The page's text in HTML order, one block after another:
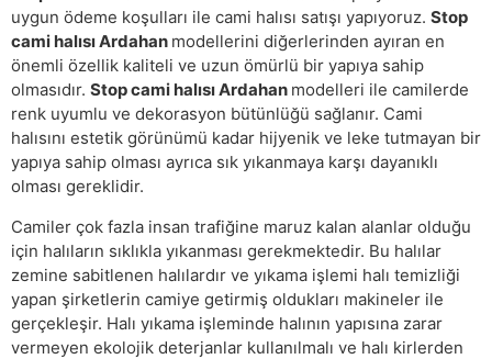
uygun ödeme koşulları ile cami halısı satışı yapıyoruz. Stop
cami halısı Ardahan modellerini diğerlerinden ayıran en
önemli özellik kaliteli ve uzun ömürlü bir yapıya sahip
olmasıdır. Stop cami halısı Ardahan modelleri ile camilerde
renk uyumlu ve dekorasyon bütünlüğü sağlanır. Cami
halısını estetik görünümü kadar hijyenik ve leke tutmayan bir
yapıya sahip olması ayrıca sık yıkanmaya karşı dayanıklı
olması gereklidir.
Camiler çok fazla insan trafiğine maruz kalan alanlar olduğu
için halıların sıklıkla yıkanması gerekmektedir. Bu halılar
zemine sabitlenen halılardır ve yıkama işlemi halı temizliği
yapan şirketlerin camiye getirmiş oldukları makineler ile
gerçekleşir. Halı yıkama işleminde halının yapısına zarar
vermeyen ekolojik deterjanlar kullanılmalı ve halı kirlerden